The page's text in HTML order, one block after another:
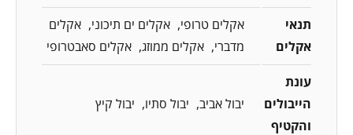
תנאי
אקלים
אקלים טרופי אקלים ים תיכוני
אקלים
מדברי
אקלים ממוזג אקלים סאבטרופי
עונת
הייבולים
והקטיף
יבול אביב יבול סתיו יבול קיץ